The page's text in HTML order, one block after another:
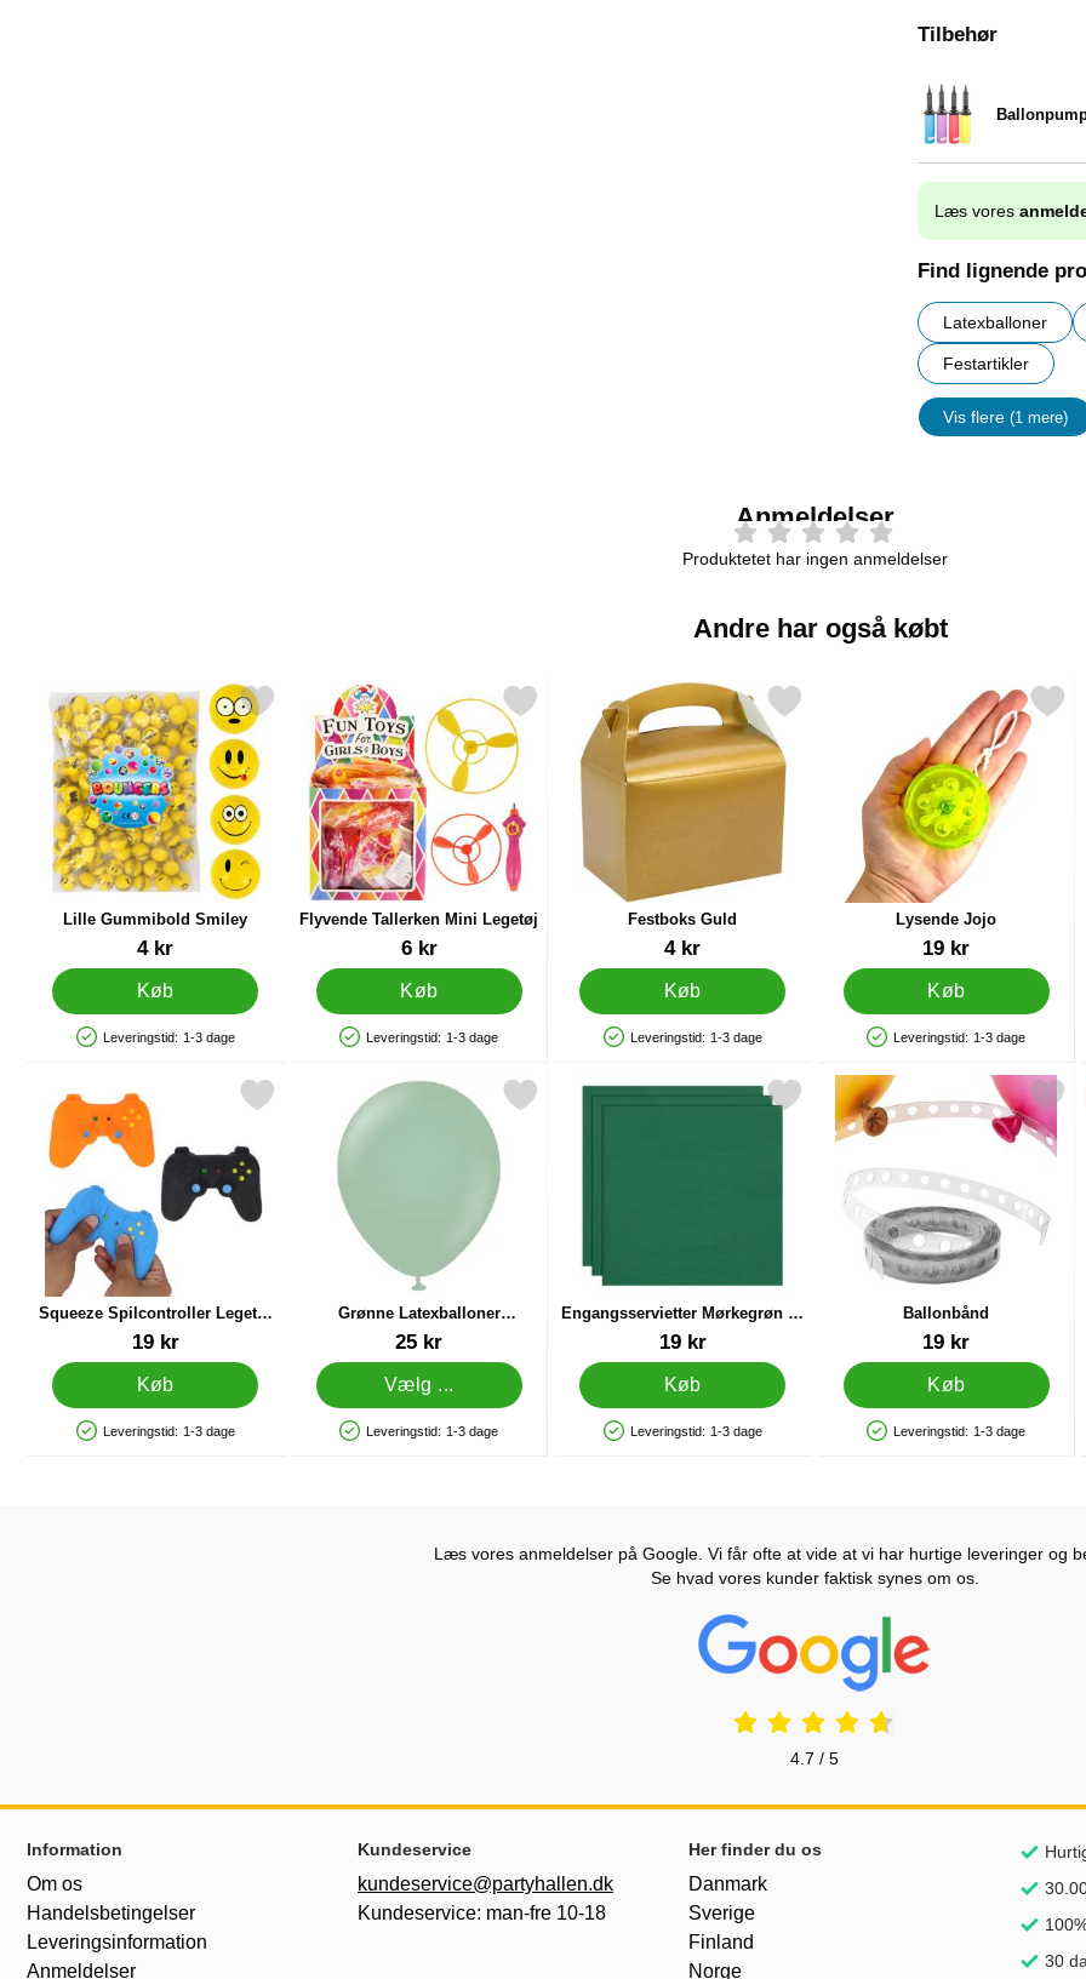
Tilbehør
Varenr 9838
Læs vores
Find lignende
Latexballoner
Festartikler
Vis flere (1 mere)
Anmeldelser
Produktetet har ingen anmeldelser
Andre har også købt
Lille Gummibold Smiley
4 kr
Køb
Produkttilgængelighed: På lager
Leveringstid: 1-3 dage
Markér lille Gummibold Smiley som favorit
Flyvende Tallerken Mini Legetøj
6 kr
Køb
Produkttilgængelighed: På lager
Leveringstid: 1-3 dage
Markér flyvende Tallerken Mini Legetøj som favorit
Festboks Guld
4 kr
Køb
Produkttilgængelighed: På lager
Leveringstid: 1-3 dage
Markér festboks Guld som favorit
Lysende Jojo
19 kr
Køb
Produkttilgængelighed: På lager
Leveringstid: 1-3 dage
Markér lysende Jojo
Squeeze Spilcontroller Legetøj
11 x 8 cm
19 kr
Køb
Produkttilgængelighed: På lager
Leveringstid: 1-3 dage
Markér squeeze Spilcontroller Legetøj 11 x 8 cm som favorit
Grønne Latexballoner
Vintergrøn
25 kr
Vælg ...
Produkttilgængelighed: På lager
Leveringstid: 1-3 dage
Markér grønne Latexballoner Vintergrøn som favorit
Engangsservietter Mørkegrøn 24
x 24 cm 20-pak
19 kr
Køb
Produkttilgængelighed: På lager
Leveringstid: 1-3 dage
Markér engangsservietter Mørkegrøn 24 x 24 cm 20-pak som favorit
Ballonbånd
19 kr
Køb
Produkttilgængelighed: På lager
Leveringstid: 1-3 dage
Markér ballonbånd
Læs vores anmeldelser på Google. Vi får ofte at vide at vi har hurtige leveringer og
Se hvad vores kunder faktisk synes om os.
Prisjakt Anmeldelser: 4.7 Stjerne
4.7 / 5
Sidefodsinhold Blandet info og links
Information
Om os
Handelsbetingelser
Leveringsinformation
Anmeldelser
Kundeservice
kundeservice@partyhallen.dk
Kundeservice: man-fre 10-18
Her finder du os
Danmark
Sverige
Finland
Norge
30